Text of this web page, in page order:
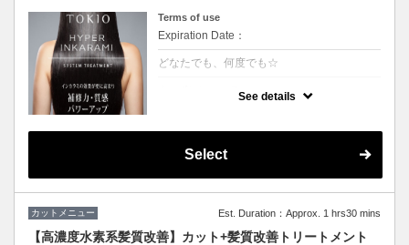
Terms of use
Expiration Date：
どなたでも、何度でも☆
的な「髪質ケア」で大人気！★男女共に利用
See details
Select
カットメニュー Est. Duration：Approx. 1 hrs30 mins
【高濃度水素系髪質改善】カット+髪質改善トリートメント